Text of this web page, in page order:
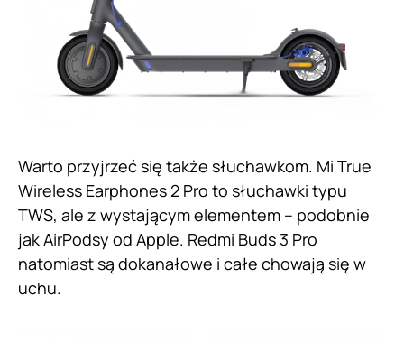
Warto przyjrzeć się także słuchawkom. Mi True
Wireless Earphones 2 Pro to słuchawki typu
TWS, ale z wystającym elementem – podobnie
jak AirPodsy od Apple. Redmi Buds 3 Pro
natomiast są dokanałowe i całe chowają się w
uchu.